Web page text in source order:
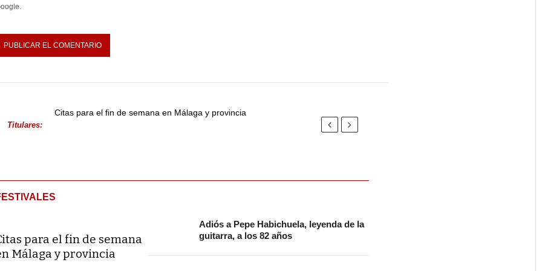
Titulares:
Citas para el fin de semana en Málaga y provincia
para el fin de semana
Málaga y provincia
Adiós a Pepe Habichuela, leyenda de la
guitarra, a los 82 años